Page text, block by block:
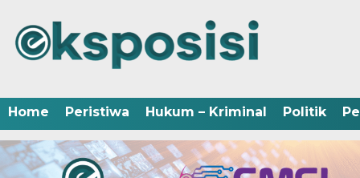
Home Peristiwa Hukum – Kriminal Politik